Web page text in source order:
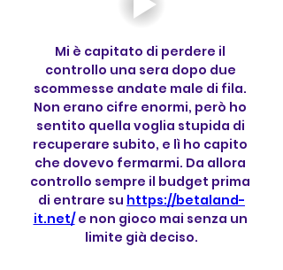
Mi è capitato di perdere il
controllo una sera dopo due
scommesse andate male di fila.
Non erano cifre enormi, però ho
sentito quella voglia stupida di
recuperare subito, e lì ho capito
che dovevo fermarmi. Da allora
controllo sempre il budget prima
di entrare su https://betaland-
it.net/ e non gioco mai senza un
limite già deciso.